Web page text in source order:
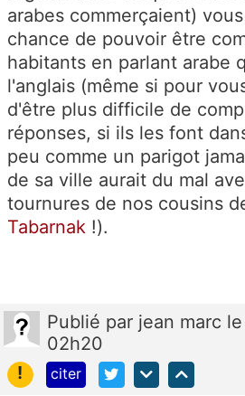
arabes commerçaient)
chance de pouvoir être
habitants en parlant arabe
l'anglais (même si pour
d'être plus difficile de
réponses, si ils les font
peu comme un parigot
de sa ville aurait du mal
tournures de nos cousins
Tabarnak !).
Publié par jean marc
02h20
!
citer